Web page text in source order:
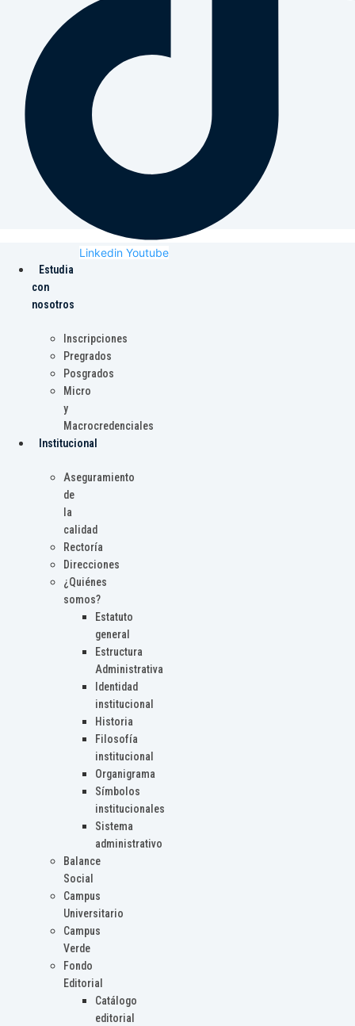
Linkedin Youtube
Estudia
con
nosotros
Inscripciones
Pregrados
Posgrados
Micro
y
Macrocredenciales
Institucional
Aseguramiento
de
la
calidad
Rectoría
Direcciones
¿Quiénes
somos?
Estatuto
general
Estructura
Administrativa
Identidad
institucional
Historia
Filosofía
institucional
Organigrama
Símbolos
institucionales
Sistema
administrativo
Balance
Social
Campus
Universitario
Campus
Verde
Fondo
Editorial
Catálogo
editorial